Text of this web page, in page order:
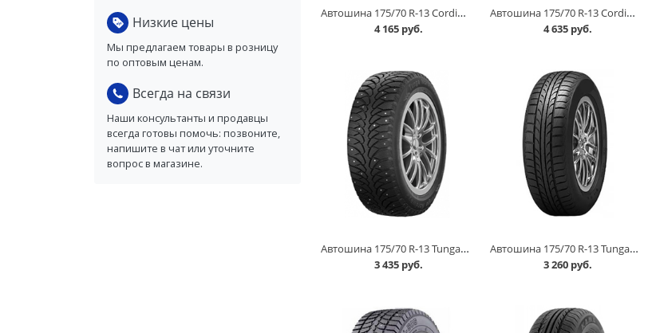
Низкие цены
Мы предлагаем товары в розницу
по оптовым ценам.
Всегда на связи
Наши консультанты и продавцы
всегда готовы помочь: позвоните,
напишите в чат или уточните
вопрос в магазине.
Автошина 175/70 R-13 Cordiant Road Runner 82H в Омске
4 165 руб.
Автошина 175/70 R-13 Cordiant Snow Cross 82T шип в Омске
4 635 руб.
Автошина 175/70 R-13 Tunga Nordway 2 82Q шип в Омске
3 435 руб.
Автошина 175/70 R-13 Tunga Zodiak 2 86Т в Омске
3 260 руб.